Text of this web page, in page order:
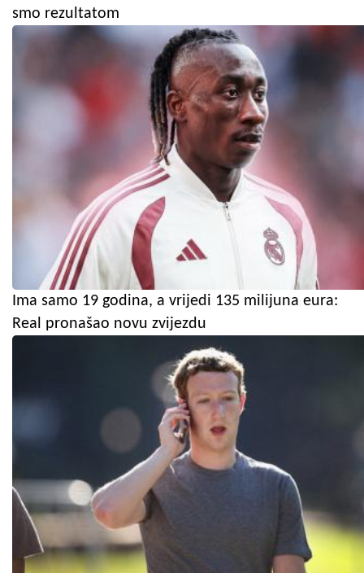
smo rezultatom
Ima samo 19 godina, a vrijedi 135 milijuna eura:
Real pronašao novu zvijezdu